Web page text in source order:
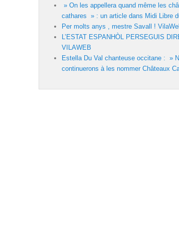
» On les appellera quand même les
cathares » : un article dans Midi Libre
Per molts anys , mestre Savall !
L’ESTAT ESPANHÒL PERSEGUIS
VILAWEB
Estella Du Val chanteuse occitane : »
continuerons à les nommer Châteaux